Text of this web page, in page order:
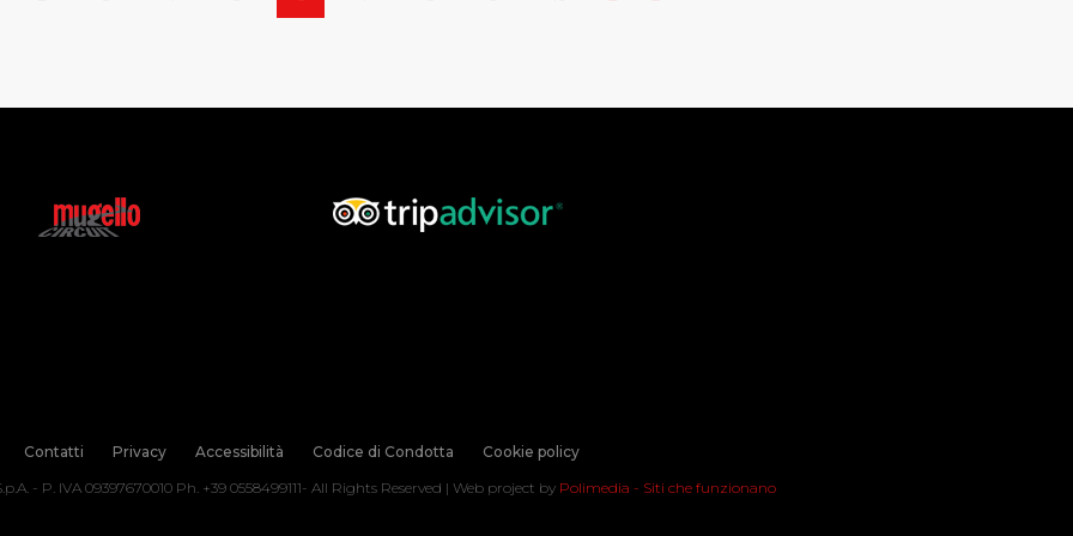
Contatti Privacy Accessibilità Codice di Condotta
Cookie policy
- P. IVA 09397670010 Ph. +39 0558499111- All Rights Reserved | Web project by Polimedia - Siti che funzionano